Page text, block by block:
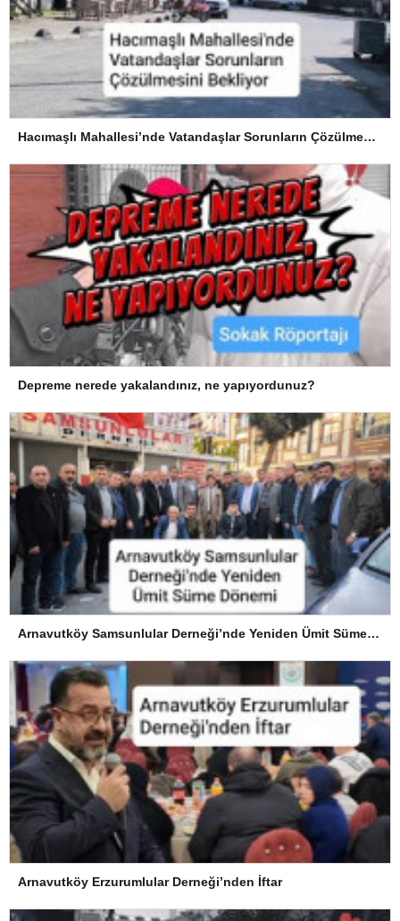
Hacımaşlı Mahallesi’nde Vatandaşlar Sorunların Çözülmesini Bekliyor
Depreme nerede yakalandınız, ne yapıyordunuz?
Arnavutköy Samsunlular Derneği’nde Yeniden Ümit Süme Dönemi
Arnavutköy Erzurumlular Derneği’nden İftar